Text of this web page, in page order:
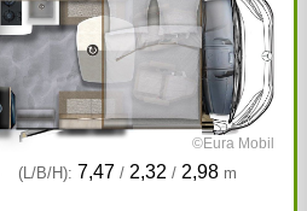
©Eura Mobil
(L/B/H): 7,47/ 2,32/ 2,98 m